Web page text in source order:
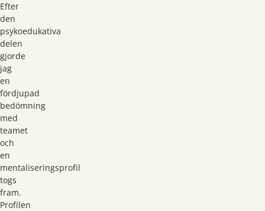
Efter
den
psykoedukativa
delen
gjorde
jag
en
fördjupad
bedömning
med
teamet
och
en
mentaliseringsprofil
togs
fram.
Profilen